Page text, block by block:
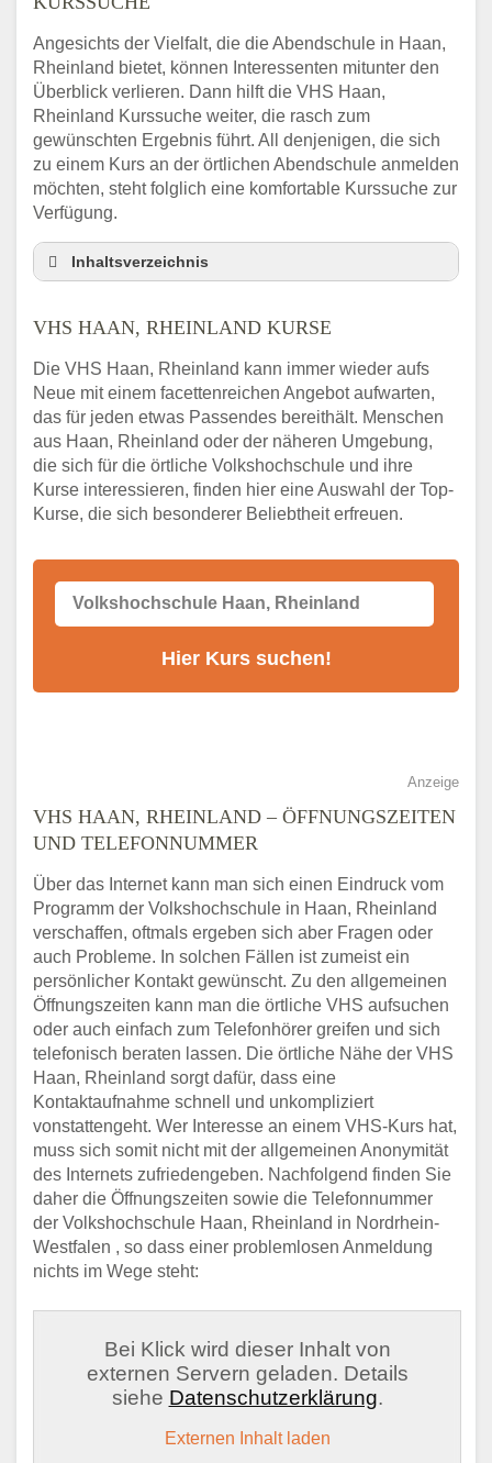
Angesichts der Vielfalt, die die Abendschule in Haan,
Rheinland bietet, können Interessenten mitunter den
Überblick verlieren. Dann hilft die VHS Haan,
Rheinland Kurssuche weiter, die rasch zum
gewünschten Ergebnis führt. All denjenigen, die sich
zu einem Kurs an der örtlichen Abendschule anmelden
möchten, steht folglich eine komfortable Kurssuche zur
Verfügung.
Inhaltsverzeichnis
VHS Haan, Rheinland Kurse
Telefonnummer
Stellenangebote der Volkshochschule Haan,
Rheinland
Online-Kurse – Alternative Angebote zum
VHS-Kurs
Alternativen zum VHS Programm 2026 in
VHS HAAN, RHEINLAND KURSE
Die VHS Haan, Rheinland kann immer wieder aufs
Neue mit einem facettenreichen Angebot aufwarten,
das für jeden etwas Passendes bereithält. Menschen
aus Haan, Rheinland oder der näheren Umgebung,
die sich für die örtliche Volkshochschule und ihre
Kurse interessieren, finden hier eine Auswahl der Top-
Kurse, die sich besonderer Beliebtheit erfreuen.
Anzeige
VHS HAAN, RHEINLAND – ÖFFNUNGSZEITEN
UND TELEFONNUMMER
Über das Internet kann man sich einen Eindruck vom
Programm der Volkshochschule in Haan, Rheinland
verschaffen, oftmals ergeben sich aber Fragen oder
auch Probleme. In solchen Fällen ist zumeist ein
persönlicher Kontakt gewünscht. Zu den allgemeinen
Öffnungszeiten kann man die örtliche VHS aufsuchen
oder auch einfach zum Telefonhörer greifen und sich
telefonisch beraten lassen. Die örtliche Nähe der VHS
Haan, Rheinland sorgt dafür, dass eine
Kontaktaufnahme schnell und unkompliziert
vonstattengeht. Wer Interesse an einem VHS-Kurs hat,
muss sich somit nicht mit der allgemeinen Anonymität
des Internets zufriedengeben. Nachfolgend finden Sie
daher die Öffnungszeiten sowie die Telefonnummer
der Volkshochschule Haan, Rheinland in Nordrhein-
Westfalen , so dass einer problemlosen Anmeldung
nichts im Wege steht:
Bei Klick wird dieser Inhalt von
externen Servern geladen. Details
siehe Datenschutzerklärung.
Externen Inhalt laden